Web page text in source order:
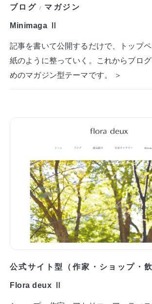
ブログ / マガジン
Minimaga Ⅱ
記事を書いて公開するだけで、トップ
紙のように整っていく。これからブロ
めのマガジン型テーマです。 ＞
公式サイト型（作家・ショップ・飲
Flora deux Ⅱ